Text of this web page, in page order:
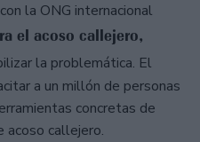
la ONG internacional
el acoso callejero,
la problemática. El
a un millón de personas
concretas de
acoso callejero.